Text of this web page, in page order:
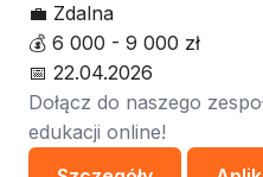
💼 Zdalna
💰 6 000 - 9 000 zł
📅 22.04.2026
Dołącz do naszego
edukacji online!